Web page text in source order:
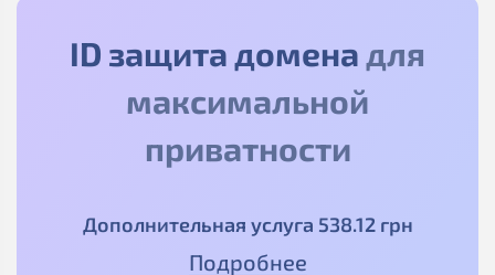
ID защита доменадля
максимальной
приватности
Дополнительная услуга 538.12грн
Подробнее